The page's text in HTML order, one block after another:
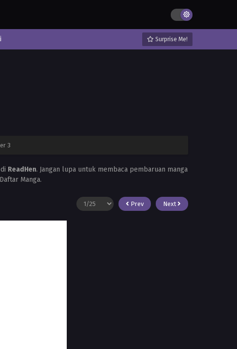
Surprise Me!
3
ReadHen. Jangan lupa untuk membaca pembaruan manga
Manga.
Prev Next